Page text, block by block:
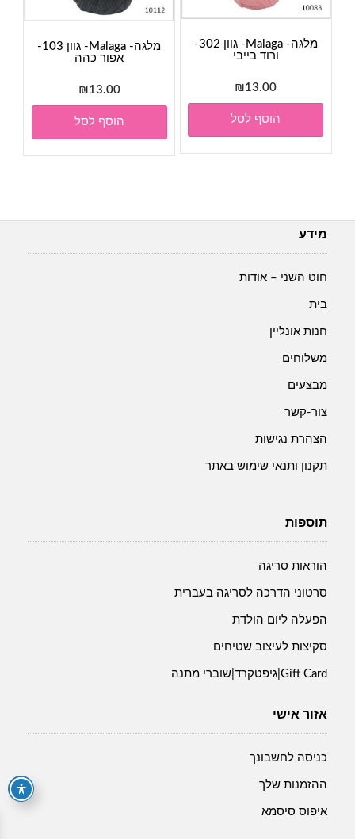
מלגה- Malaga- גוון 302-
ורוד בייבי
₪13.00
הוסף לסל
מלגה- Malaga- גוון 103-
אפור כהה
₪13.00
הוסף לסל
מידע
חוט השני – אודות
בית
חנות אונליין
משלוחים
מבצעים
צור-קשר
הצהרת נגישות
תקנון ותנאי שימוש באתר
תוספות
הוראות סריגה
סרטוני הדרכה לסריגה בעברית
הפעלה ליום הולדת
סקיצות לעיצוב שטיחים
Gift Card|גיפטקרד|שוברי מתנה
אזור אישי
כניסה לחשבונך
ההזמנות שלך
איפוס סיסמא